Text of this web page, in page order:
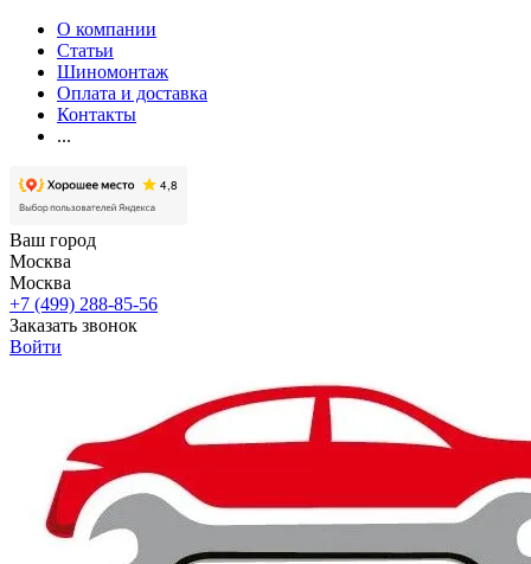
О компании
Статьи
Шиномонтаж
Оплата и доставка
Контакты
...
Ваш город
Москва
Москва
+7 (499) 288-85-56
Заказать звонок
Войти